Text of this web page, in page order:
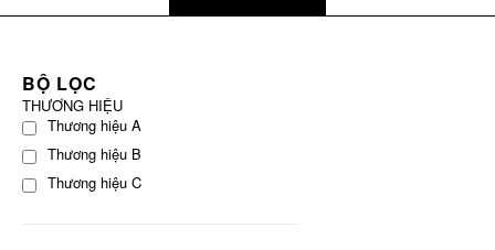
BỘ LỌC
THƯƠNG HIỆU
Thương hiệu A
Thương hiệu B
Thương hiệu C